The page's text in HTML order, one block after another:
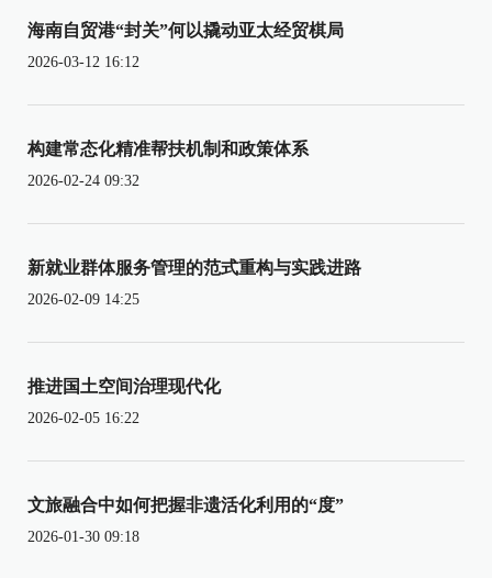
海南自贸港“封关”何以撬动亚太经贸棋局
2026-03-12 16:12
构建常态化精准帮扶机制和政策体系
2026-02-24 09:32
新就业群体服务管理的范式重构与实践进路
2026-02-09 14:25
推进国土空间治理现代化
2026-02-05 16:22
文旅融合中如何把握非遗活化利用的“度”
2026-01-30 09:18